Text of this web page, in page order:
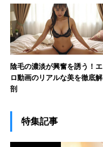
陰毛の濃淡が興奮を誘う！エ
ロ動画のリアルな美を徹底解
剖
特集記事